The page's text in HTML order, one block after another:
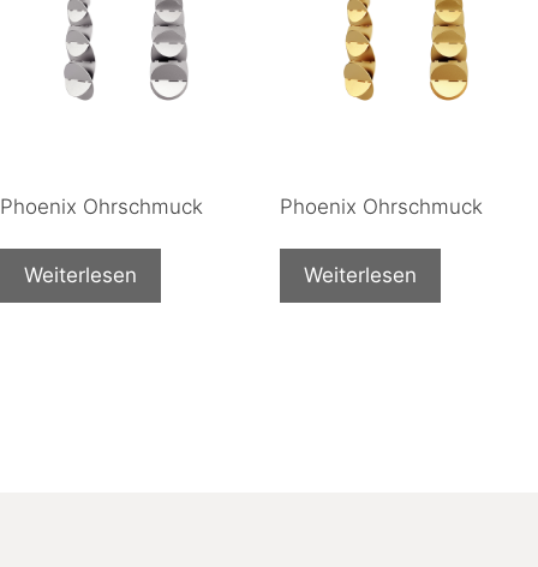
Phoenix Ohrschmuck
Weiterlesen
Phoenix Ohrschmuck
Weiterlesen